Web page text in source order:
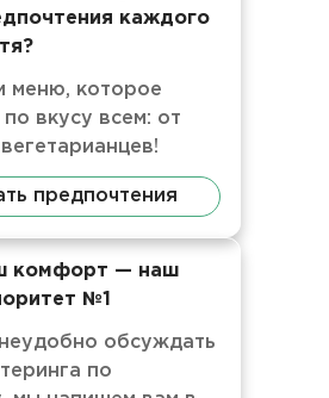
каждого
меню, которое
вкусу всем: от
предпочтения
комфорт — наш
№1
обсуждать
по